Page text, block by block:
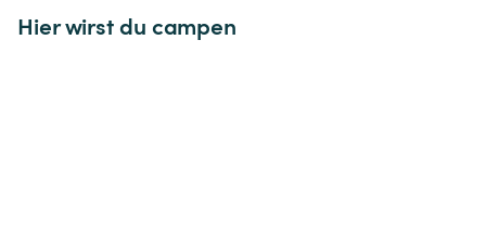
Hier wirst du campen